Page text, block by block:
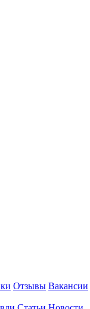
Отзывы Вакансии